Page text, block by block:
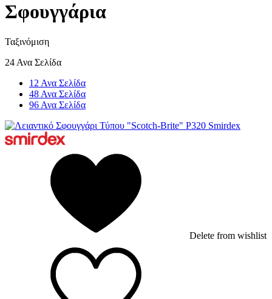
Σφουγγάρια
Ταξινόμιση
24 Ανα Σελίδα
12 Ανα Σελίδα
48 Ανα Σελίδα
96 Ανα Σελίδα
Delete from wishlist